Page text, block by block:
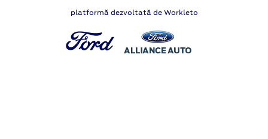
platformă dezvoltată de Workleto